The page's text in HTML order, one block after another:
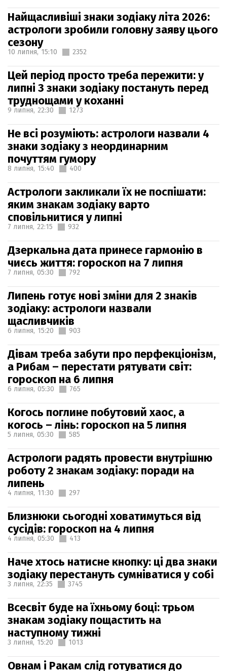
Найщасливіші знаки зодіаку літа 2026:
астрологи зробили головну заяву цього
сезону
10 липня, 15:10 2352
Цей період просто треба пережити: у
липні 3 знаки зодіаку постануть перед
труднощами у коханні
9 липня, 22:30 1273
Не всі розуміють: астрологи назвали 4
знаки зодіаку з неординарним
почуттям гумору
8 липня, 15:40 400
Астрологи закликали їх не поспішати:
яким знакам зодіаку варто
сповільнитися у липні
7 липня, 22:15 932
Дзеркальна дата принесе гармонію в
чиєсь життя: гороскоп на 7 липня
7 липня, 05:30 792
Липень готує нові зміни для 2 знаків
зодіаку: астрологи назвали
щасливчиків
6 липня, 15:20 903
Дівам треба забути про перфекціонізм,
а Рибам – перестати рятувати світ:
гороскоп на 6 липня
6 липня, 05:30 765
Когось поглине побутовий хаос, а
когось – лінь: гороскоп на 5 липня
5 липня, 05:30 585
Астрологи радять провести внутрішню
роботу 2 знакам зодіаку: поради на
липень
4 липня, 11:30 297
Близнюки сьогодні ховатимуться від
сусідів: гороскоп на 4 липня
4 липня, 05:30 413
Наче хтось натисне кнопку: ці два знаки
зодіаку перестануть сумніватися у собі
3 липня, 22:35 3745
Всесвіт буде на їхньому боці: трьом
знакам зодіаку пощастить на
наступному тижні
3 липня, 15:20 1013
Овнам і Ракам слід готуватися до